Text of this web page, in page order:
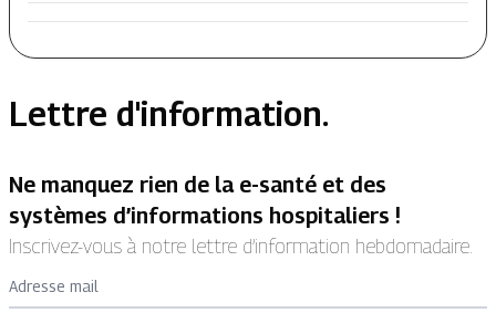
Lettre d'information.
Ne manquez rien de la e-santé et des
systèmes d’informations hospitaliers !
Inscrivez-vous à notre lettre d’information hebdomadaire.
Adresse mail